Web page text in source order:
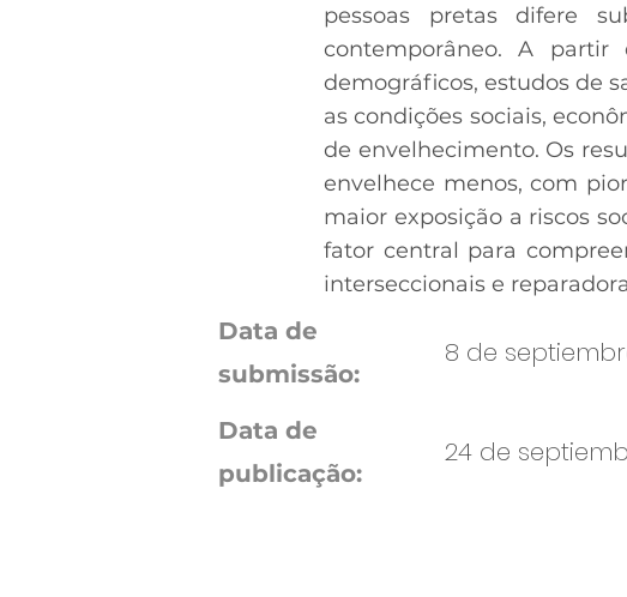
pessoas pretas difere
contemporâneo. A
demográficos, estudos de
as condições sociais,
de envelhecimento. Os
envelhece menos, com
maior exposição a riscos
fator central para
interseccionais e
Data de
submissão:
8 de
Data de
publicação:
24 de